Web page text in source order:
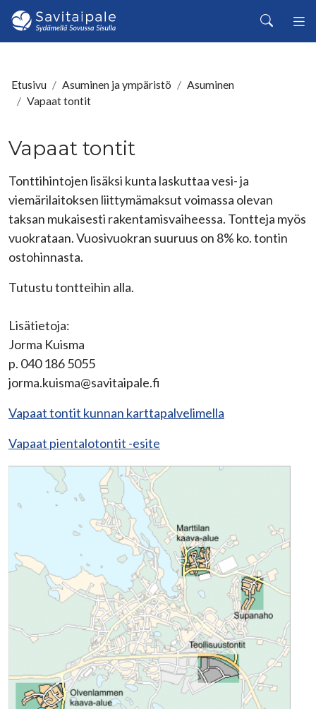
Siirry pääsisältöön
Haku
Etusivu Asuminen ja ympäristö
Asuminen
Vapaat tontit
Vapaat tontit
Tonttihintojen lisäksi kunta laskuttaa vesi- ja
viemärilaitoksen liittymämaksut voimassa olevan
taksan mukaisesti rakentamisvaiheessa. Tontteja myös
vuokrataan. Vuosivuokran suuruus on 8% ko. tontin
ostohinnasta.
Tutustu tontteihin alla.
Lisätietoja:
Jorma Kuisma
p. 040 186 5055
jorma.kuisma@savitaipale.fi
Vapaat tontit kunnan karttapalvelimella
Vapaat pientalotontit -esite